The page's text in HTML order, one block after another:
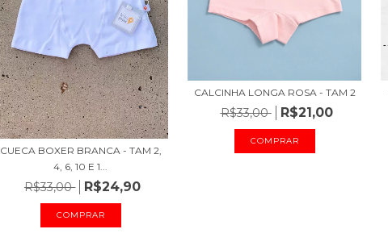
CUECA BOXER BRANCA - TAM 2,
4, 6, 10 E 1...
R$33,00 R$24,90
COMPRAR
CALCINHA LONGA ROSA - TAM 2
R$33,00 R$21,00
COMPRAR